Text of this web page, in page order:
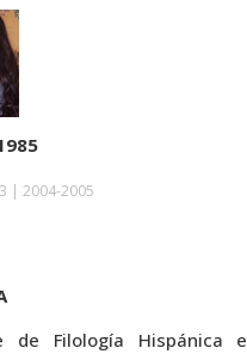
| 2004-2005
de Filología Hispánica